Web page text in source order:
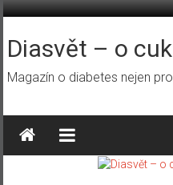
Přeskočit
obsah
Diasvět – o
Magazín o diabetes nejen